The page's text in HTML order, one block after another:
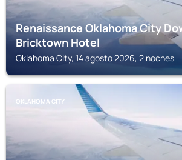
Renaissance Oklahoma City
Bricktown Hotel
Oklahoma City, 14 agosto 2026, 2 noches
OKLAHOMA CITY